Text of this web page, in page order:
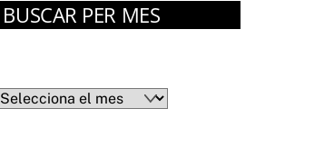
BUSCAR PER MES
Arxius